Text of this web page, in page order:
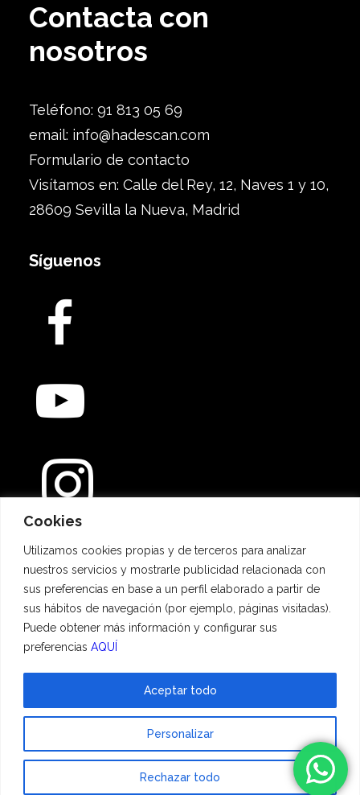
Cookies
Utilizamos cookies propias y de terceros para analizar
nuestros servicios y mostrarle publicidad relacionada con
sus preferencias en base a un perfil elaborado a partir de
sus hábitos de navegación (por ejemplo, páginas visitadas).
Puede obtener más información y configurar sus
preferencias AQUÍ
Personalizar
Rechazar todo
Aceptar todo
Contacta con
nosotros
Teléfono: 91 813 05 69
email: info@hadescan.com
Formulario de contacto
Visítamos en: Calle del Rey, 12, Naves 1 y 10,
28609 Sevilla la Nueva, Madrid
Síguenos
Métodos de pago
© 2023 Hadescan All rights reserved ·Aviso Legal
Política de cookies| Powered bybinary